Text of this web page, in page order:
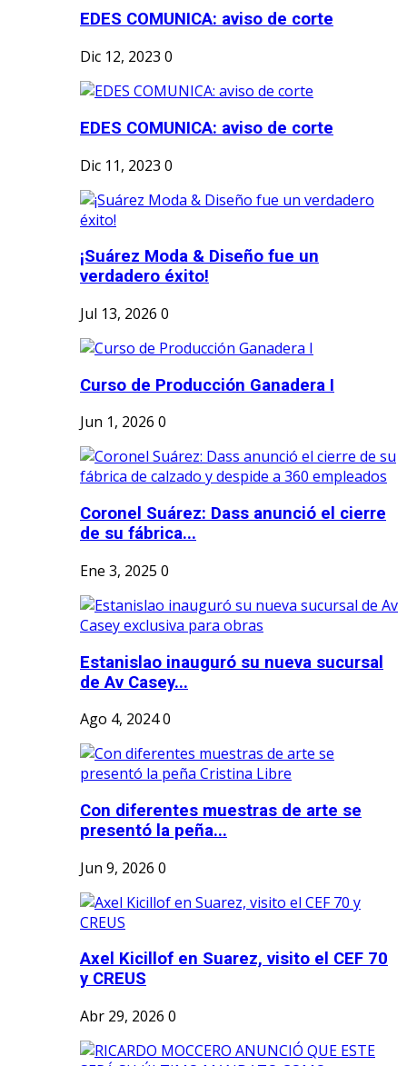
EDES COMUNICA: aviso de corte
Dic 12, 2023 0
EDES COMUNICA: aviso de corte
Dic 11, 2023 0
¡Suárez Moda & Diseño fue un
verdadero éxito!
Jul 13, 2026 0
Curso de Producción Ganadera I
Jun 1, 2026 0
Coronel Suárez: Dass anunció el cierre
de su fábrica...
Ene 3, 2025 0
Estanislao inauguró su nueva sucursal
de Av Casey...
Ago 4, 20240
Con diferentes muestras de arte se
presentó la peña...
Jun 9, 2026 0
Axel Kicillof en Suarez, visito el CEF 70
y CREUS
Abr 29, 2026 0